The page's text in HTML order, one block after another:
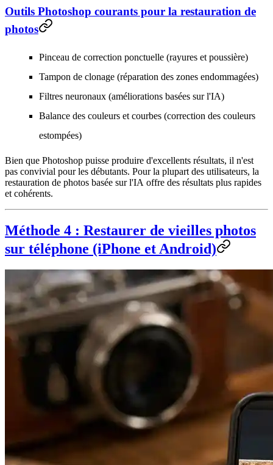
Outils Photoshop courants pour la restauration de
photos
Pinceau de correction ponctuelle (rayures et poussière)
Tampon de clonage (réparation des zones endommagées)
Filtres neuronaux (améliorations basées sur l'IA)
Balance des couleurs et courbes (correction des couleurs
estompées)
Bien que Photoshop puisse produire d'excellents résultats, il n'est
pas convivial pour les débutants. Pour la plupart des utilisateurs, la
restauration de photos basée sur l'IA offre des résultats plus rapides
et cohérents.
Méthode 4 : Restaurer de vieilles photos
sur téléphone (iPhone et Android)